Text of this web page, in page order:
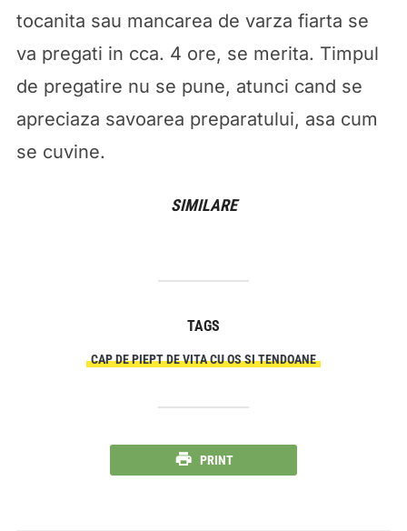
tocanita sau mancarea de varza fiarta se
va pregati in cca. 4 ore, se merita. Timpul
de pregatire nu se pune, atunci cand se
apreciaza savoarea preparatului, asa cum
se cuvine.
SIMILARE
TAGS
CAP DE PIEPT DE VITA CU OS SI TENDOANE
PRINT